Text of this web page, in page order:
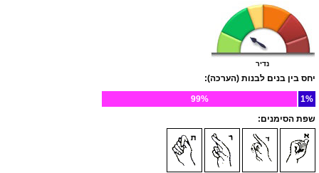
נדיר
יחס בין בנים לבנות (הערכה):
1%
99%
שפת הסימנים: